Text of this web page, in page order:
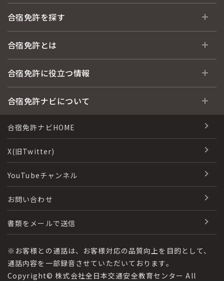
合宿免許を探す
全国 教習所一覧
運転免許の種類(車種)
格安シーズン料金
出発地別おすすめ校
こだわり、テーマから探す
360度パノラマ教習所
教育訓練給付金制度
合宿免許とは
合宿免許とは
合宿免許選びのアドバイス
合宿免許の入校までの流れ
合宿免許での免許取得の流れ
運転免許別モデルスケジュール
保護者の方へ
合宿に関わる料金について
合宿費用のお支払いについて
合宿免許に役立つ情報
合宿免許に役立つ情報
免許取消・失効による再取得
冬・雪国の合宿免許は大丈夫？
みんなが選んだ合宿免許の条件
大型免許体験記
全国の運転免許試験場(免許センター)
本免学科試験問題に挑戦
合宿免許ナビについて
会社情報・代表メッセージ
会社概要
会社沿革・歴史
特定商取引法に基づく表記
合宿免許ナビHOME
X(旧Twitter)
YouTubeチャンネル
お問い合わせ
書類をメールで送信
※お客様との通話は、お客様対応の品質向上を目的として、
通話内容を一部録音させていただいております。
Copyright© 株式会社全日本交通安全教育センター All